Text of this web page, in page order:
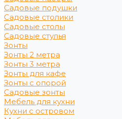
Садовые подушки
Садовые столики
Садовые столы
Садовые стулья
Зонты
Зонты 2 метра
Зонты 3 метра
Зонты для кафе
Зонты с опорой
Садовые зонты
Мебель для кухни
Кухни с островом